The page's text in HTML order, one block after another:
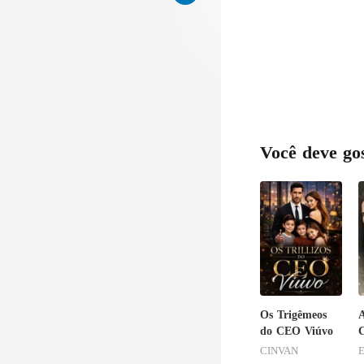
Você deve
Os Trigêmeos
do CEO Viúvo
CINVAN